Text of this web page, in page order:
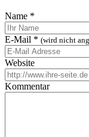
Name *
E-Mail * (wird nicht
Website
Kommentar